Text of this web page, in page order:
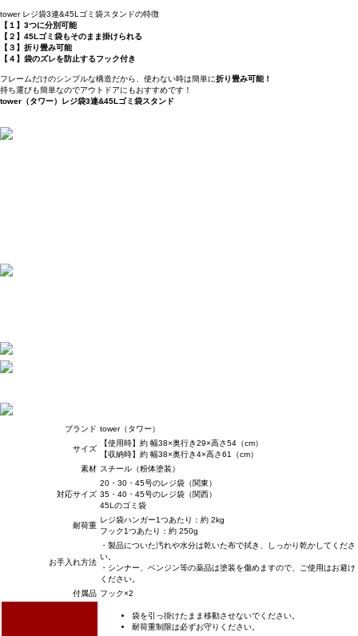
tower レジ袋3連&45Lゴミ袋スタンドの特徴
【１】3つに分別可能
【２】45Lゴミ袋もそのまま掛けられる
【３】折り畳み可能
【４】袋のズレを防止するフック付き
フレームだけのシンプルな構造だから、使わない時は簡単に折り畳み可能！
持ち運びも簡単なのでアウトドアにもおすすめです！
tower（タワー）レジ袋3連&45Lゴミ袋スタンド
ブランド tower（タワー）
サイズ
【使用時】約 幅38×奥行き29×高さ54（cm）
【収納時】約 幅38×奥行き4×高さ61（cm）
素材 スチール（粉体塗装）
対応サイズ
20・30・45号のレジ袋（関東）
35・40・45号のレジ袋（関西）
45Lのゴミ袋
耐荷重
レジ袋ハンガー1つあたり：約 2kg
フック1つあたり：約 250g
お手入れ方法
・製品についた汚れや水分は乾いた布で拭き、しっかり乾かしてくださ
い。
・シンナー、ベンジン等の薬品は塗装を傷めますので、ご使用はお避け
ください。
付属品 フック×2
袋を引っ掛けたまま移動させないでください。
耐荷重制限は必ずお守りください。